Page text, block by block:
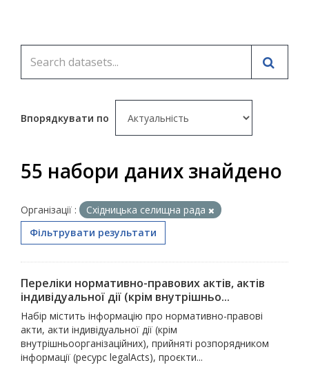
Впорядкувати по
55 набори даних знайдено
Організації :
Східницька селищна рада
Фільтрувати результати
Переліки нормативно-правових актів, актів
індивідуальної дії (крім внутрішньо...
Набір містить інформацію про нормативно-правові
акти, акти індивідуальної дії (крім
внутрішньоорганізаційних), прийняті розпорядником
інформації (ресурс legalActs), проєкти...